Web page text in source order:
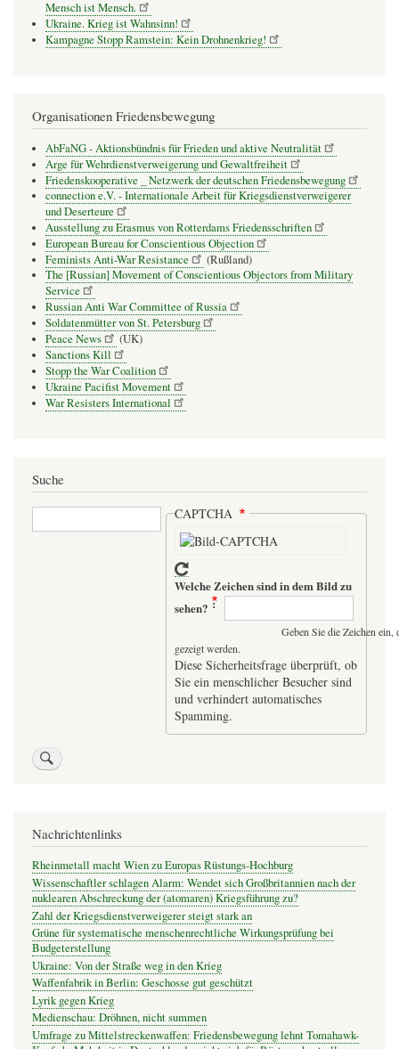
Mensch ist Mensch.
Ukraine. Krieg ist Wahnsinn!
Kampagne Stopp Ramstein: Kein Drohnenkrieg!
Organisationen Friedensbewegung
AbFaNG - Aktionsbündnis für Frieden und aktive Neutralität
Arge für Wehrdienstverweigerung und Gewaltfreiheit
Friedenskooperative _ Netzwerk der deutschen Friedensbewegung
connection e.V. - Inter­na­tio­nale Arbeit für Kriegs­dienst­ver­wei­gerer
und Deser­teure
Ausstellung zu Erasmus von Rotterdams Friedensschriften
European Bureau for Conscientious Objection
Feminists Anti-War Resistance
(Rußland)
The [Russian] Movement of Conscientious Objectors from Military
Service
Russian Anti War Committee of Russia
Soldatenmütter von St. Petersburg
Peace News
(UK)
Sanctions Kill
Stopp the War Coalition
Ukraine Pacifist Movement
War Resisters International
Suche
Suche CAPTCHA
Welche Zeichen sind in dem Bild zu
sehen?
Geben Sie die Zeichen
gezeigt werden.
Diese Sicherheitsfrage überprüft, ob
Sie ein menschlicher Besucher sind
und verhindert automatisches
Spamming.
Nachrichtenlinks
Rheinmetall macht Wien zu Europas Rüstungs-Hochburg
Wissenschaftler schlagen Alarm: Wendet sich Großbritannien nach der
nuklearen Abschreckung der (atomaren) Kriegsführung zu?
Zahl der Kriegsdienstverweigerer steigt stark an
Grüne für systematische menschenrechtliche Wirkungsprüfung bei
Budgeterstellung
Ukraine: Von der Straße weg in den Krieg
Waffenfabrik in Berlin: Geschosse gut geschützt
Lyrik gegen Krieg
Medienschau: Dröhnen, nicht summen
Umfrage zu Mittelstreckenwaffen: Friedensbewegung lehnt Tomahawk-